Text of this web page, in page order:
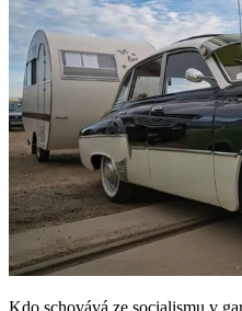
Kdo schovává ze socialismu v